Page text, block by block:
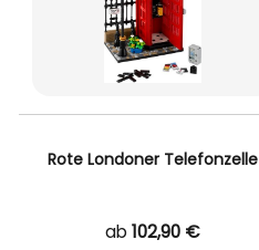
Rote Londoner Telefonzelle
ab 102,90 €